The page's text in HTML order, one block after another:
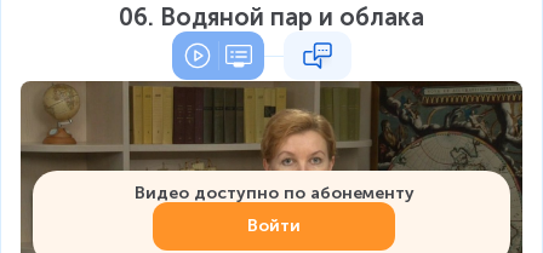
06. Водяной пар и облака
Видео доступно по абонементу
Войти